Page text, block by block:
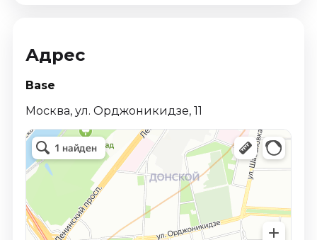
Адрес
Base
Москва, ул. Орджоникидзе, 11